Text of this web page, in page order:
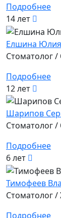
Подробнее
14 лет
Елшина
Стоматолог
Подробнее
12 лет
Шарипов
Стоматолог
Подробнее
6 лет
Тимофеев
Стоматолог
Подробнее